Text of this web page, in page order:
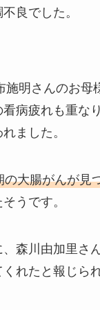
良でした。
施明さんのお母
病疲れも重な
ました。
の大腸がんが見
うです。
森川由加里さ
れたと報じら